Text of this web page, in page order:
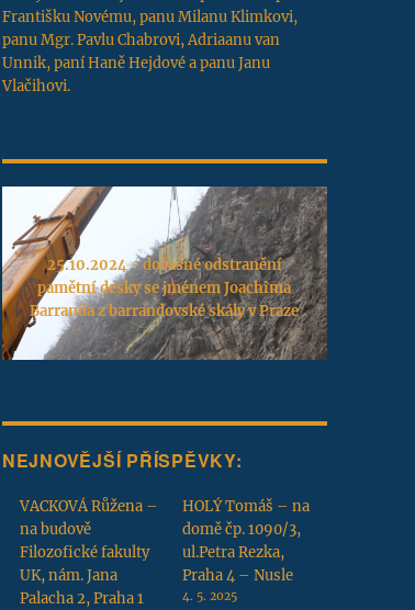
Františku Novému, panu Milanu Klimkovi,
panu Mgr. Pavlu Chabrovi, Adriaanu van
Unnik, paní Haně Hejdové a panu Janu
Vlačihovi.
25.10.2024 - dočasné odstranění
pamětní desky se jménem Joachima
Barranda z barrandovské skály v Praze
NEJNOVĚJŠÍ PŘÍSPĚVKY:
VACKOVÁ Růžena –
na budově
Filozofické fakulty
UK, nám. Jana
Palacha 2, Praha 1
HOLÝ Tomáš – na
domě čp. 1090/3,
ul.Petra Rezka,
Praha 4 – Nusle
4. 5. 2025